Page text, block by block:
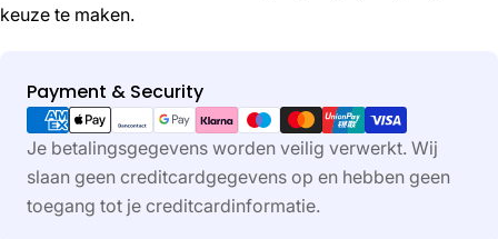
keuze te maken.
Payment & Security
Betaalmethoden
Je betalingsgegevens worden veilig verwerkt. Wij
slaan geen creditcardgegevens op en hebben geen
toegang tot je creditcardinformatie.